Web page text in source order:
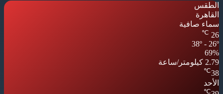
الطقس
القاهرة
سماء صافية
26
℃
38º - 26º
69%
2.79 كيلومتر/ساعة
38
℃
الأحد
℃